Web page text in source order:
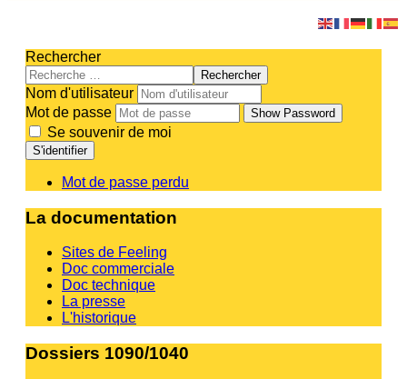
Rechercher
Rechercher
Nom d'utilisateur
Mot de passe
Show Password
Se souvenir de moi
S'identifier
Mot de passe perdu
La documentation
Sites de Feeling
Doc commerciale
Doc technique
La presse
L'historique
Dossiers 1090/1040